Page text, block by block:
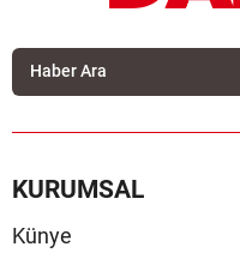
KURUMSAL
Künye